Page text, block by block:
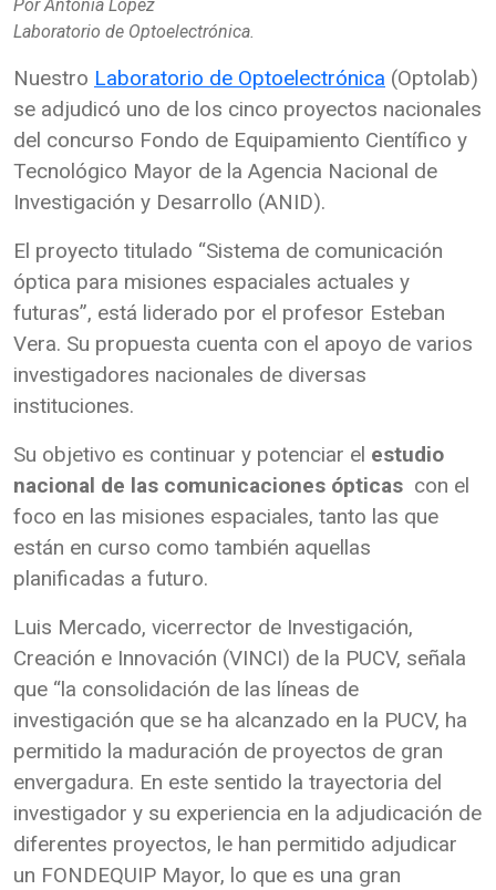
Por Antonia López
Laboratorio de Optoelectrónica.
Nuestro Laboratorio de Optoelectrónica (Optolab)
se adjudicó uno de los cinco proyectos nacionales
del concurso Fondo de Equipamiento Científico y
Tecnológico Mayor de la Agencia Nacional de
Investigación y Desarrollo (ANID).
El proyecto titulado “Sistema de comunicación
óptica para misiones espaciales actuales y
futuras”, está liderado por el profesor Esteban
Vera. Su propuesta cuenta con el apoyo de varios
investigadores nacionales de diversas
instituciones.
Su objetivo es continuar y potenciar el estudio
nacional de las comunicaciones ópticas con el
foco en las misiones espaciales, tanto las que
están en curso como también aquellas
planificadas a futuro.
Luis Mercado, vicerrector de Investigación,
Creación e Innovación (VINCI) de la PUCV, señala
que “la consolidación de las líneas de
investigación que se ha alcanzado en la PUCV, ha
permitido la maduración de proyectos de gran
envergadura. En este sentido la trayectoria del
investigador y su experiencia en la adjudicación de
diferentes proyectos, le han permitido adjudicar
un FONDEQUIP Mayor, lo que es una gran